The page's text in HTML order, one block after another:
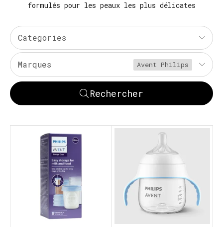
formulés pour les peaux les plus délicates
Categories
Marques Avent Philips
Rechercher